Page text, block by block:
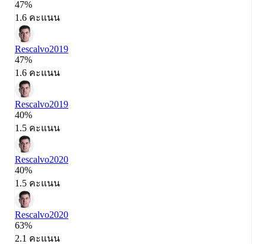
47%
1.6 คะแนน
Rescalvo2019
47%
1.6 คะแนน
Rescalvo2019
40%
1.5 คะแนน
Rescalvo2020
40%
1.5 คะแนน
Rescalvo2020
63%
2.1 คะแนน